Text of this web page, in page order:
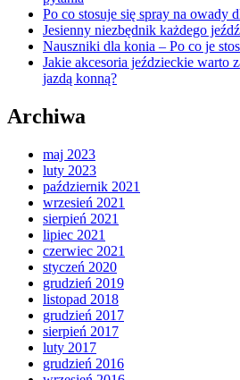
Po co stosuje się spray na owady
Jesienny niezbędnik każdego
Nauszniki dla konia – Po co je
Jakie akcesoria jeździeckie warto
jazdą konną?
Archiwa
maj 2023
luty 2023
październik 2021
wrzesień 2021
sierpień 2021
lipiec 2021
czerwiec 2021
styczeń 2020
grudzień 2019
listopad 2018
grudzień 2017
sierpień 2017
luty 2017
grudzień 2016